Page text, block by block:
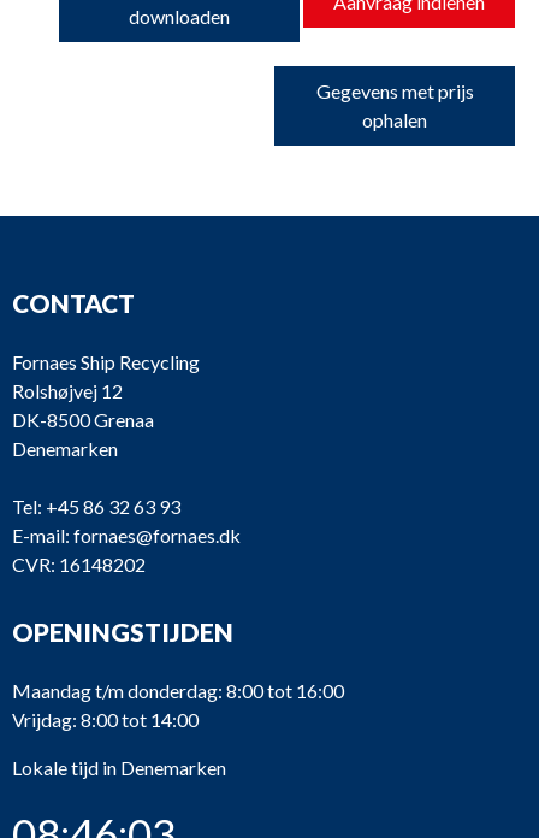
downloaden
Gegevens met prijs
ophalen
CONTACT
Fornaes Ship Recycling
Rolshøjvej 12
DK-8500 Grenaa
Denemarken
Tel: +45 86 32 63 93
E-mail: fornaes@fornaes.dk
CVR: 16148202
OPENINGSTIJDEN
Maandag t/m donderdag: 8:00 tot 16:00
Vrijdag: 8:00 tot 14:00
Lokale tijd in Denemarken